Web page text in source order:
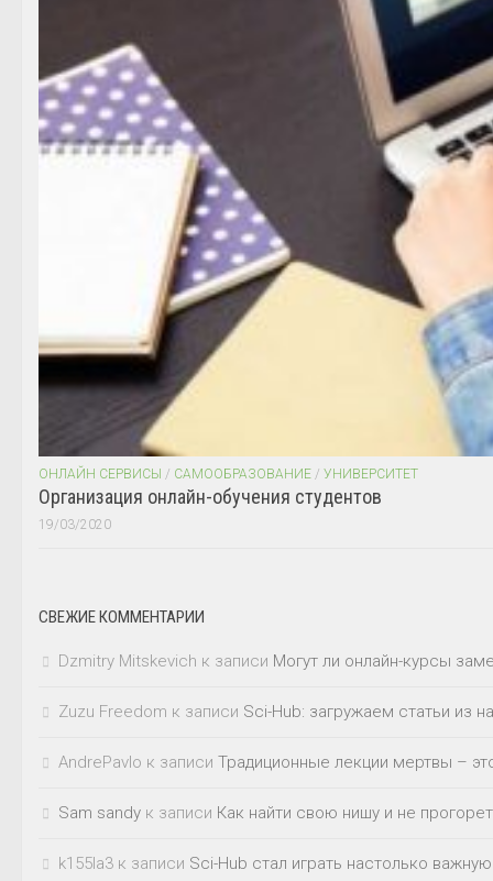
ОНЛАЙН СЕРВИСЫ / САМООБРАЗОВАНИЕ / УНИВЕРСИТЕТ
Организация онлайн-обучения студентов
19/03/2020
СВЕЖИЕ КОММЕНТАРИИ
Dzmitry Mitskevich к записи Могут ли онлайн-курсы
Zuzu Freedom к записи Sci-Hub: загружаем статьи из
AndrePavlo к записи Традиционные лекции мертвы –
Sam sandy к записи Как найти свою нишу и не
k155la3 к записи Sci-Hub стал играть настолько